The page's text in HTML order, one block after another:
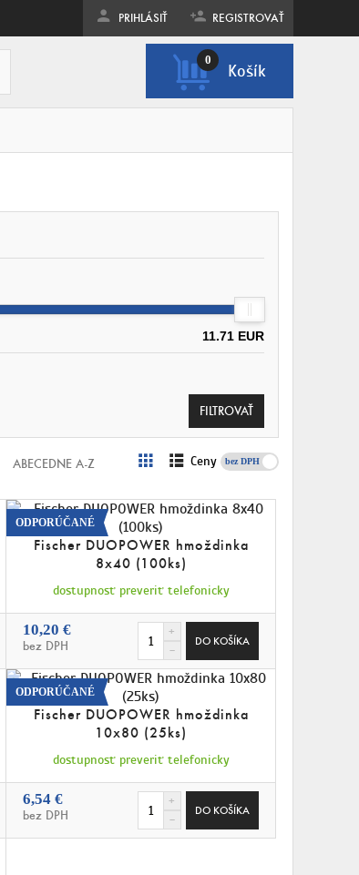
PRIHLÁSIŤ REGISTROVAŤ
0
Košík
11.71 EUR
ABECEDNE A-Z Ceny s DPH
ODPORÚČANÉ
Fischer DUOPOWER hmoždinka
8x40 (100ks)
dostupnosť preveriť telefonicky
10,20 €
bez DPH
ODPORÚČANÉ
Fischer DUOPOWER hmoždinka
10x80 (25ks)
dostupnosť preveriť telefonicky
6,54 €
bez DPH